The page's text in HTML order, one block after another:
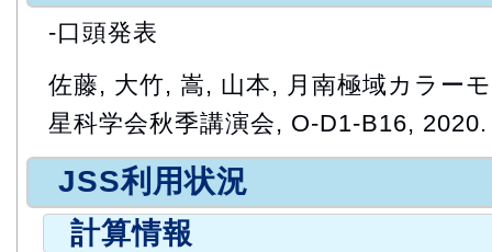
-口頭発表
佐藤, 大竹, 嵩, 山本, 月南極域カラー
星科学会秋季講演会, O-D1-B16, 2020.
JSS利用状況
計算情報